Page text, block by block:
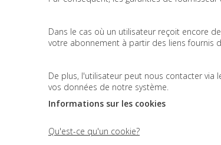
Dans le cas où un utilisateur reçoit encore
votre abonnement à partir des liens fournis
De plus, l'utilisateur peut nous contacter
vos données de notre système.
Informations sur les cookies
Qu'est-ce qu'un cookie?